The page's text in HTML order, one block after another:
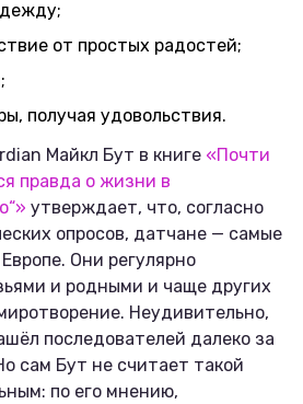
от простых радостей;
получая удовольствия.
Майкл Бут в книге «Почти
правда о жизни в
утверждает, что, согласно
опросов, датчане — самые
Они регулярно
и родными и чаще других
Неудивительно,
последователей далеко за
сам Бут не считает такой
по его мнению,